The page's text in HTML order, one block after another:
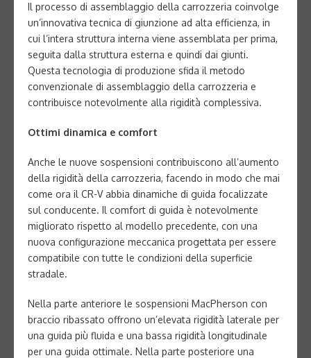
Il processo di assemblaggio della carrozzeria coinvolge
un’innovativa tecnica di giunzione ad alta efficienza, in
cui l’intera struttura interna viene assemblata per prima,
seguita dalla struttura esterna e quindi dai giunti.
Questa tecnologia di produzione sfida il metodo
convenzionale di assemblaggio della carrozzeria e
contribuisce notevolmente alla rigidità complessiva.
Ottimi dinamica e comfort
Anche le nuove sospensioni contribuiscono all’aumento
della rigidità della carrozzeria, facendo in modo che mai
come ora il CR-V abbia dinamiche di guida focalizzate
sul conducente. Il comfort di guida è notevolmente
migliorato rispetto al modello precedente, con una
nuova configurazione meccanica progettata per essere
compatibile con tutte le condizioni della superficie
stradale.
Nella parte anteriore le sospensioni MacPherson con
braccio ribassato offrono un’elevata rigidità laterale per
una guida più fluida e una bassa rigidità longitudinale
per una guida ottimale. Nella parte posteriore una